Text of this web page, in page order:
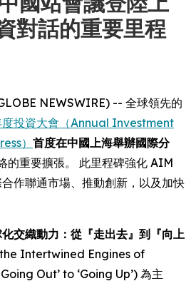
對話的重要里程
NEWSWIRE) -- 全球領先的
度投資大會（Annual Investment
） 首度在中國上海舉辦國際分
的重要擴張。 此里程碑強化 AIM
作聯通市場、推動創新，以及加快
化交織動力：從『走出去』到『向上
Intertwined Engines of
Out’ to ‘Going Up’) 為主